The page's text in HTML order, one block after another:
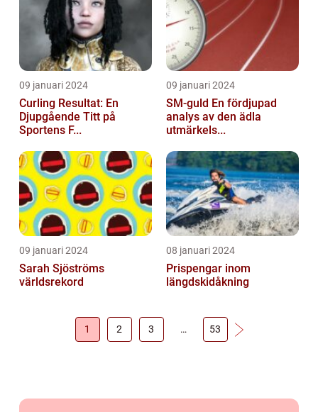
09 januari 2024
Curling Resultat: En
Djupgående Titt på
Sportens F...
09 januari 2024
SM-guld En fördjupad
analys av den ädla
utmärkels...
09 januari 2024
Sarah Sjöströms
världsrekord
08 januari 2024
Prispengar inom
längdskidåkning
1 2 3 … 53